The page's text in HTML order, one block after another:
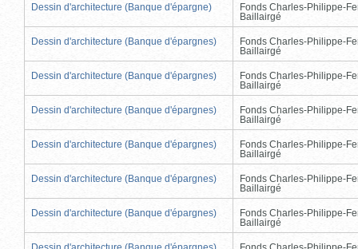
Dessin d'architecture (Banque d'épargne)
Fonds Charles-Philippe-
Baillairgé
Dessin d'architecture (Banque d'épargnes)
Fonds Charles-Philippe-
Baillairgé
Dessin d'architecture (Banque d'épargnes)
Fonds Charles-Philippe-
Baillairgé
Dessin d'architecture (Banque d'épargnes)
Fonds Charles-Philippe-
Baillairgé
Dessin d'architecture (Banque d'épargnes)
Fonds Charles-Philippe-
Baillairgé
Dessin d'architecture (Banque d'épargnes)
Fonds Charles-Philippe-
Baillairgé
Dessin d'architecture (Banque d'épargnes)
Fonds Charles-Philippe-
Baillairgé